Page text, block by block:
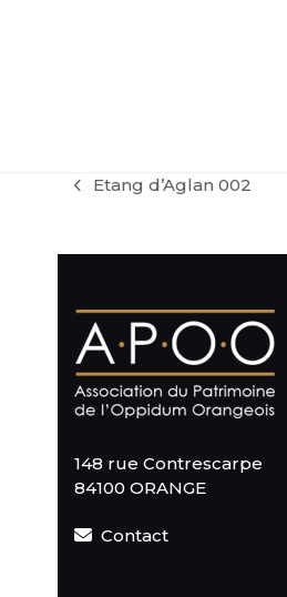
previous
Etang d’Aglan 002
148 rue Contrescarpe
84100 ORANGE
Contact